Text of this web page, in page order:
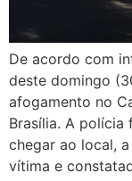
De acordo com
deste domingo
afogamento no
Brasília. A polícia
chegar ao local,
vítima e